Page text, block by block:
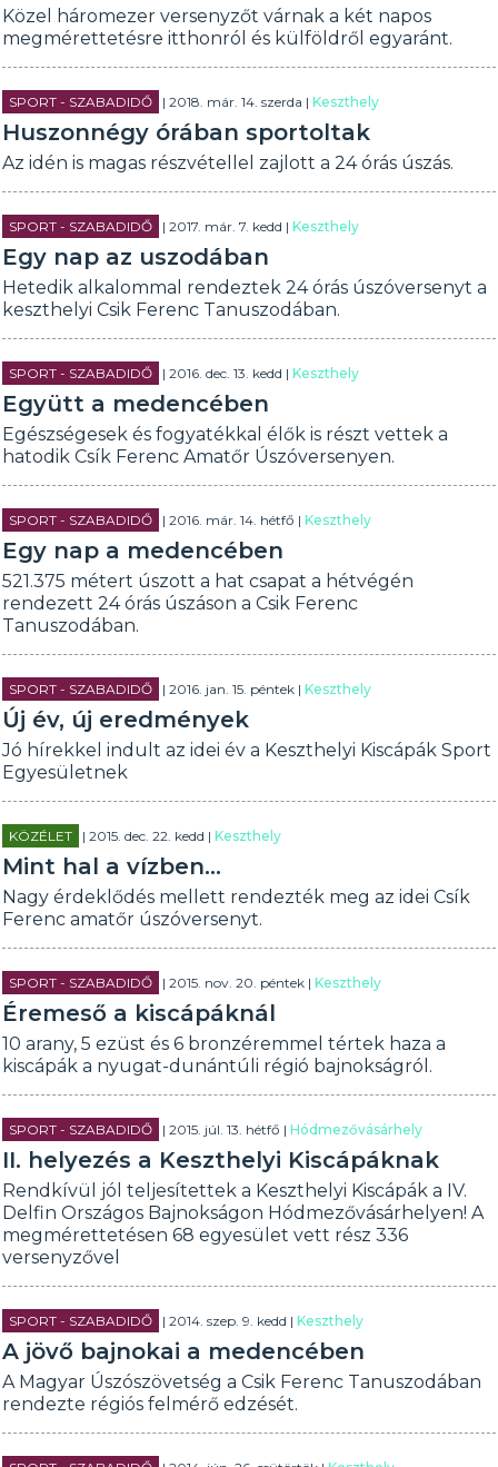
Közel háromezer versenyzőt várnak a két napos
megmérettetésre itthonról és külföldről egyaránt.
SPORT - SZABADIDŐ | 2018. már. 14. szerda |Keszthely
Huszonnégy órában sportoltak
Az idén is magas részvétellel zajlott a 24 órás úszás.
SPORT - SZABADIDŐ | 2017. már. 7. kedd |Keszthely
Egy nap az uszodában
Hetedik alkalommal rendeztek 24 órás úszóversenyt a
keszthelyi Csik Ferenc Tanuszodában.
SPORT - SZABADIDŐ | 2016. dec. 13. kedd |Keszthely
Együtt a medencében
Egészségesek és fogyatékkal élők is részt vettek a
hatodik Csík Ferenc Amatőr Úszóversenyen.
SPORT - SZABADIDŐ | 2016. már. 14. hétfő |Keszthely
Egy nap a medencében
521.375 métert úszott a hat csapat a hétvégén
rendezett 24 órás úszáson a Csik Ferenc
Tanuszodában.
SPORT - SZABADIDŐ | 2016. jan. 15. péntek |Keszthely
Új év, új eredmények
Jó hírekkel indult az idei év a Keszthelyi Kiscápák Sport
Egyesületnek
KÖZÉLET | 2015. dec. 22. kedd |Keszthely
Mint hal a vízben...
Nagy érdeklődés mellett rendezték meg az idei Csík
Ferenc amatőr úszóversenyt.
SPORT - SZABADIDŐ | 2015. nov. 20. péntek |Keszthely
Éremeső a kiscápáknál
10 arany, 5 ezüst és 6 bronzéremmel tértek haza a
kiscápák a nyugat-dunántúli régió bajnokságról.
SPORT - SZABADIDŐ | 2015. júl. 13. hétfő |Hódmezővásárhely
II. helyezés a Keszthelyi Kiscápáknak
Rendkívül jól teljesítettek a Keszthelyi Kiscápák a IV.
Delfin Országos Bajnokságon Hódmezővásárhelyen! A
megmérettetésen 68 egyesület vett rész 336
versenyzővel
SPORT - SZABADIDŐ | 2014. szep. 9. kedd |Keszthely
A jövő bajnokai a medencében
A Magyar Úszószövetség a Csik Ferenc Tanuszodában
rendezte régiós felmérő edzését.